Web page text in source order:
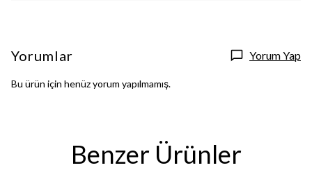
Yorumlar Yorum Yap
Bu ürün için henüz yorum yapılmamış.
Benzer Ürünler